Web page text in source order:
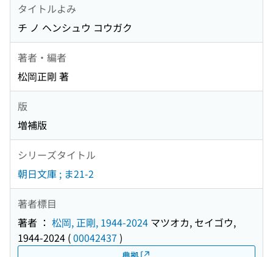
タイトルよみ
チ ノ ヘンシュウ コウガク
著者・編者
松岡正剛 著
版
増補版
シリーズタイトル
朝日文庫 ; ま21-2
著者標目
著者 ： 松岡, 正剛, 1944-2024 マツオカ, セイゴウ,
1944-2024 (00042437 )